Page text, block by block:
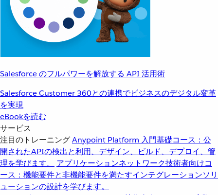
Salesforce のフルパワーを解放する API 活用術
Salesforce Customer 360との連携でビジネスのデジタル変革
を実現
eBookを読む
サービス
注目のトレーニングAnypoint Platform 入門基礎コース：公
開されたAPIの検出と利用、デザイン、ビルド、デプロイ、管
理を学びます。
アプリケーションネットワーク技術者向けコ
ース：機能要件と非機能要件を満たすインテグレーションソリ
ューションの設計を学びます。